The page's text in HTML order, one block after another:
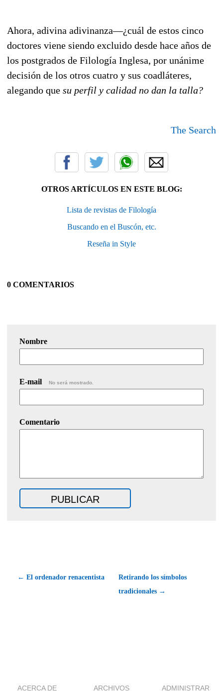
Ahora, adivina adivinanza—¿cuál de estos cinco
doctores viene siendo excluido desde hace años de
los postgrados de Filología Inglesa, por unánime
decisión de los otros cuatro y sus coadláteres,
alegando que su perfil y calidad no dan la talla?
The Search
OTROS ARTÍCULOS EN ESTE BLOG:
Lista de revistas de Filología
Buscando en el Buscón, etc.
Reseña in Style
0 COMENTARIOS
Nombre
E-mail No será mostrado.
Comentario
← El ordenador renacentista
Retirando los símbolos
tradicionales →
ACERCA DE ARCHIVOS ADMINISTRAR